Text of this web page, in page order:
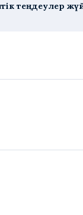
теңдеулер